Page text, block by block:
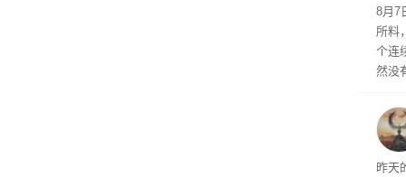
悄
8月7
所料
个连
然没
有
着——
线
昨天